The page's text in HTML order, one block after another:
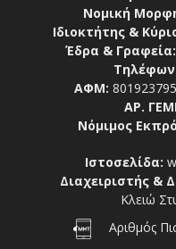
Νομική
Ιδιοκτήτης &
Έδρα & Γραφεία:
ΑΦΜ: 801923795
ΑΡ.
Νόμιμος
Ιστοσελίδα:
Διαχειριστής &
Κλειώ
Αριθμός